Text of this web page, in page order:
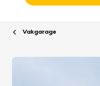
Vakgarage